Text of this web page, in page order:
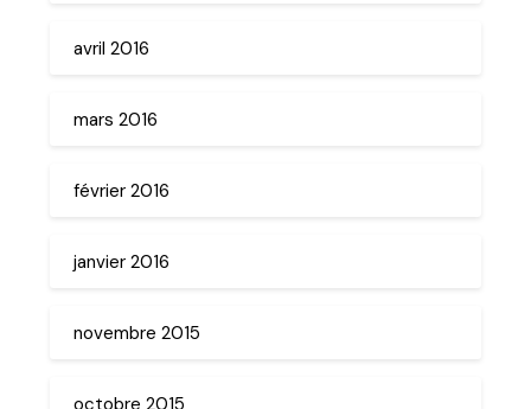
avril 2016
mars 2016
février 2016
janvier 2016
novembre 2015
octobre 2015